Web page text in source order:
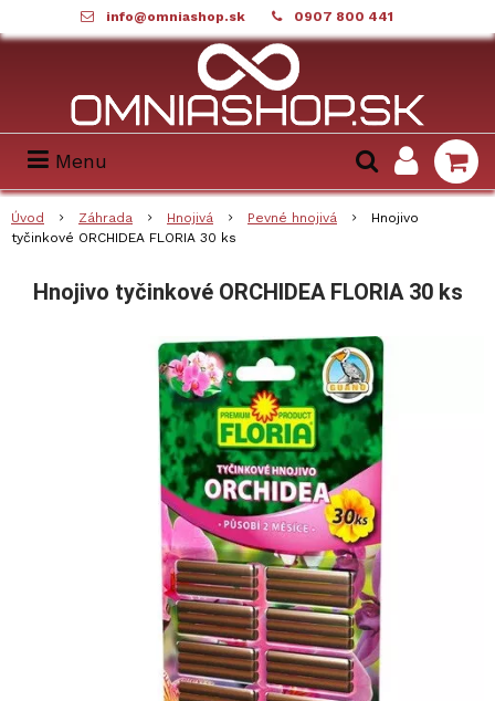
info@omniashop.sk 0907 800 441
Menu
Úvod Záhrada Hnojivá Pevné hnojivá
Hnojivo
tyčinkové ORCHIDEA FLORIA 30 ks
Hnojivo tyčinkové ORCHIDEA FLORIA 30 ks